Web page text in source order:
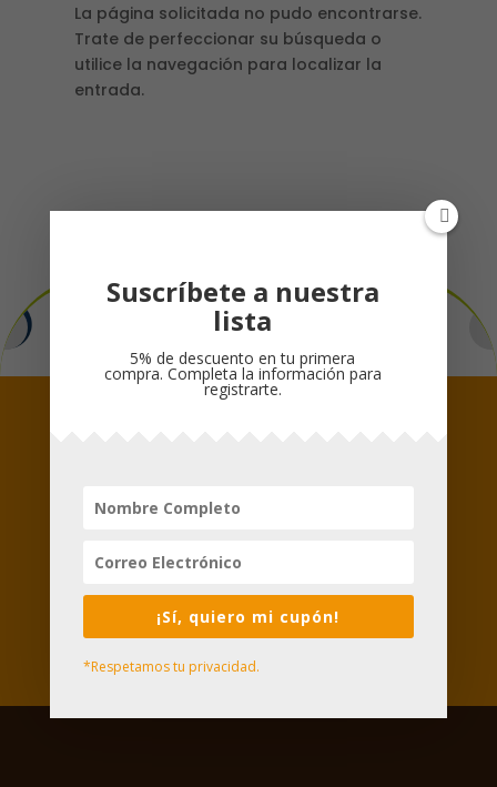
La página solicitada no pudo encontrarse.
Trate de perfeccionar su búsqueda o
utilice la navegación para localizar la
entrada.

Suscríbete a nuestra
lista
5% de descuento en tu primera
compra. Completa la información para
registrarte.
¡Sí, quiero mi cupón!
*Respetamos tu privacidad.